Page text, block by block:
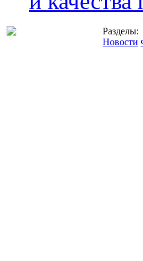
Разделы:
Новости